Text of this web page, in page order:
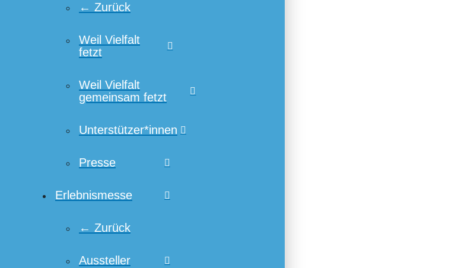
← Zurück
Weil Vielfalt
fetzt
Weil Vielfalt
gemeinsam fetzt
Unterstützer*innen
Presse
Erlebnismesse
← Zurück
Aussteller